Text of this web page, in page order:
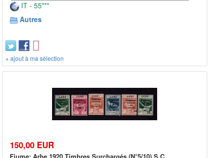
IT - 55***
Autres
+ ajout à ma sélection
150,00 EUR